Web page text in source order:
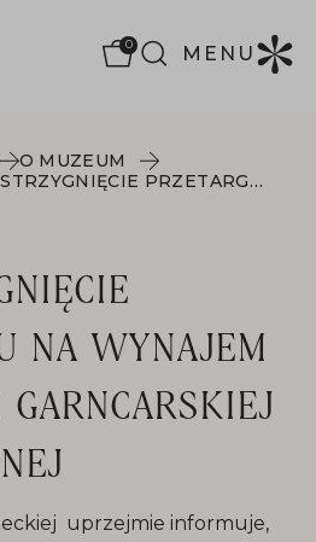
0 MENU
O MUZEUM
ROZSTRZYGNIĘCIE PRZETARGU NA WYNAJEM PRACOWNI GARNCARSKIEJ - IZBY ZIMNEJ
NA WYNAJEM
uprzejmie informuje,